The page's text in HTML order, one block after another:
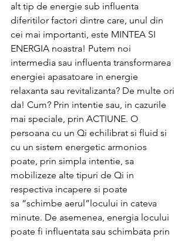
alt tip de energie sub influenta
diferitilor factori dintre care, unul din
cei mai importanti, este MINTEA SI
ENERGIA noastra! Putem noi
intermedia sau influenta transformarea
energiei apasatoare in energie
relaxanta sau revitalizanta? De multe ori
da! Cum? Prin intentie sau, in cazurile
mai speciale, prin ACTIUNE. O
persoana cu un Qi echilibrat si fluid si
cu un sistem energetic armonios
poate, prin simpla intentie, sa
mobilizeze alte tipuri de Qi in
respectiva incapere si poate
sa “schimbe aerul”locului in cateva
minute. De asemenea, energia locului
poate fi influentata sau schimbata prin